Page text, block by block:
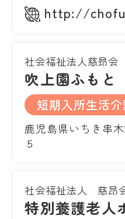
http://
社会福祉法人慈昻会
吹上園ふもと
短期入所生活
鹿児島県いちき串
５
社会福祉法人 慈昂
特別養護老